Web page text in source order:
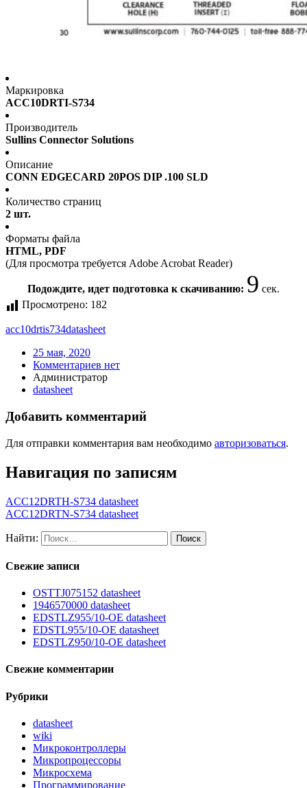
Маркировка
ACC10DRTI-S734
Производитель
Sullins Connector Solutions
Описание
CONN EDGECARD 20POS DIP .100 SLD
Количество страниц
2 шт.
Форматы файла
HTML, PDF
(Для просмотра требуется Adobe Acrobat Reader)
Подождите, идет подготовка к скачиванию: 9 сек.
Просмотрено: 182
acc10drtis734datasheet
25 мая, 2020
Комментариев нет
Администратор
datasheet
Добавить комментарий
Для отправки комментария вам необходимо авторизоваться.
Навигация по записям
ACC12DRTH-S734 datasheet
ACC12DRTN-S734 datasheet
Найти:
Свежие записи
OSTTJ075152 datasheet
1946570000 datasheet
EDSTLZ955/10-OE datasheet
EDSTL955/10-OE datasheet
EDSTLZ950/10-OE datasheet
Свежие комментарии
Рубрики
datasheet
wiki
Микроконтроллеры
Микропроцессоры
Микросхема
Программирование